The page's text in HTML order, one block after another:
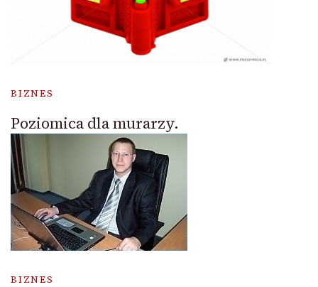
BIZNES
Poziomica dla murarzy.
BIZNES